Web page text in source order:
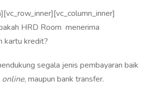
HRD Room menerima
kartu kredit?
segala jenis pembayaran baik
online, maupun bank transfer.